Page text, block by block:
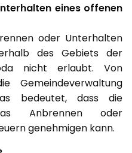
eines offenen
oder Unterhalten
des Gebiets der
nicht erlaubt. Von
Gemeindeverwaltung
bedeutet, dass die
Anbrennen oder
genehmigen kann.